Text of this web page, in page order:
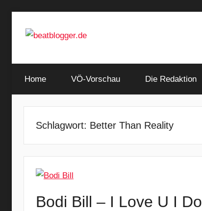
Inhalt
beatblogger.de
and
the
Home VÖ-Vorschau Die Redaktion
Schlagwort: Better Than Reality
Bodi Bill – I Love U I Do